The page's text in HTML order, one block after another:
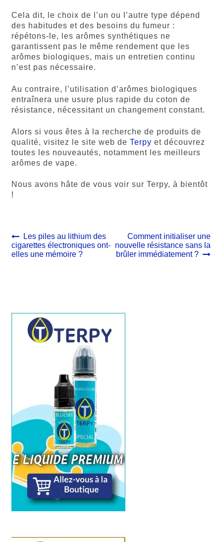
Cela dit, le choix de l’un ou l’autre type dépend
des habitudes et des besoins du fumeur :
répétons-le, les arômes synthétiques ne
garantissent pas le même rendement que les
arômes biologiques, mais un entretien continu
n’est pas nécessaire.
Au contraire, l’utilisation d’arômes biologiques
entraînera une usure plus rapide du coton de
résistance, nécessitant un changement constant.
Alors si vous êtes à la recherche de produits de
qualité, visitez le site web de Terpy et découvrez
toutes les nouveautés, notamment les meilleurs
arômes de vape.
Nous avons hâte de vous voir sur Terpy, à bientôt
!
Navigation
de
Article
précédent :
Les piles au lithium des
cigarettes électroniques ont-
elles une mémoire ?
Article
suivant :
Comment initialiser une
nouvelle résistance sans la
brûler immédiatement ?